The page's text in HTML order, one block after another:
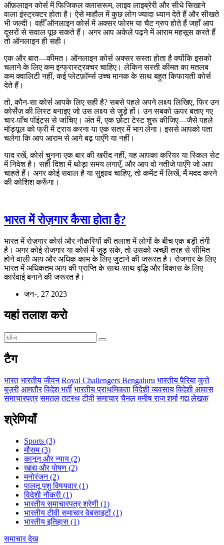
ऑफ़लाइन कोर्स में फिजिकल क्लासरूम, लाइव लाइब्रेरी और सीधे सिखाने
वाला इंस्ट्रक्टर होता है। ऐसे माहौल में कुछ लोग ज्यादा ध्यान देते हैं और सीखते
भी जल्दी। वहीँ ऑनलाइन कोर्स में अक्सर फोरम या चैट ग्रुप होते हैं जहाँ आप
दूसरों से सवाल पूछ सकते हैं। अगर आप अकेले पढ़ने में आराम महसूस करते हैं
तो ऑनलाइन ही सही।
एक और बात—कीमत। ऑनलाइन कोर्स अक्सर सस्ता होता है क्योंकि इसको
चलाने के लिए कम इन्फ्रास्ट्रक्चर चाहिए। लेकिन सस्ती कीमत का मतलब
कम क्वालिटी नहीं, कई प्लेटफ़ॉर्म्स उच्च मानक के साथ बहुत किफायती कोर्स
देते हैं।
तो, कौन‑सा कोर्स आपके लिए सही है? सबसे पहले अपने लक्ष्य लिखिए, फिर उन
कोर्सेज़ की लिस्ट बनाइए जो उस लक्ष्य से जुड़े हों। उन सबको ऊपर बताए गए
चार‑पाँच पॉइंट्स से जांचिए। अंत में, एक छोटा टेस्ट शुरू कीजिए—जैसे पहले
मॉड्यूल को फ्री में ट्राय करना या एक सत्र में भाग लेना। इससे आपको पता
चलेगा कि आप आराम से आगे बढ़ पाएँगे या नहीं।
याद रखें, कोर्स चुनना एक बार की खरीद नहीं, यह आपका करियर या स्किल सेट
में निवेश है। सही दिशा में थोड़ा समय लगाएँ, और आप वो नतीजे पाएँगे जो आप
चाहते हैं। अगर कोई सवाल है या सुझाव चाहिए, तो कमेंट में लिखें, मैं मदद करने
की कोशिश करूँगा।
भारत में रोज़गार कैसा होता है?
भारत में रोज़गार कोर्स और नौकरियों की तलाश में लोगों के बीच एक बड़ी तंगी
है। अगर कोई रोजगार या कोर्स में जुड़ सके, तो उसको अच्छी तरह से सीमित
होने वाली आय और अधिक काम के लिए जुटाने की जरूरत है। रोजगार के लिए
भारत में अधिकतम आय की प्राप्ति के साथ-साथ वृद्धि और विकास के लिए
कार्रवाई बनाने की जरूरत है।
जन॰, 27 2023
यहां तलाश करो
टैग
भारत भारतीय जीवन Royal Challengers Bengaluru भारतीय पैरिया कुत्ते
बुज़री आमतौर विदेश भर्ती भारतीय प्राथमिकता विदेशी व्यवसाय विदेशी आवास
समाचारपत्र समतल तटस्थ टीवी समाचार चैनल मनीष राज शर्मा गद्य लेखक
श्रेणियाँ
Sports (3)
मौसम(3)
कानून और न्याय (2)
खाद्य और पोषण (2)
मनोरंजन(2)
पालतू पशु विषयवार(1)
विदेशी नौकरी (1)
भारतीय समाचारपत्र श्रेणी (1)
भारतीय टीवी समाचार वेबसाइटों (1)
भारतीय इतिहास (1)
समाचार देख